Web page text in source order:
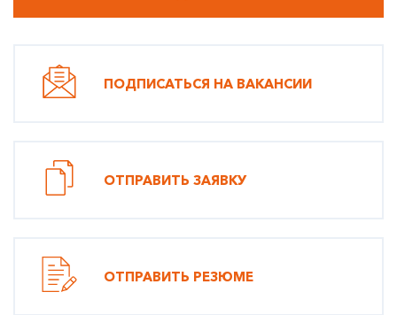
ПОДПИСАТЬСЯ НА ВАКАНСИИ
ОТПРАВИТЬ ЗАЯВКУ
ОТПРАВИТЬ РЕЗЮМЕ